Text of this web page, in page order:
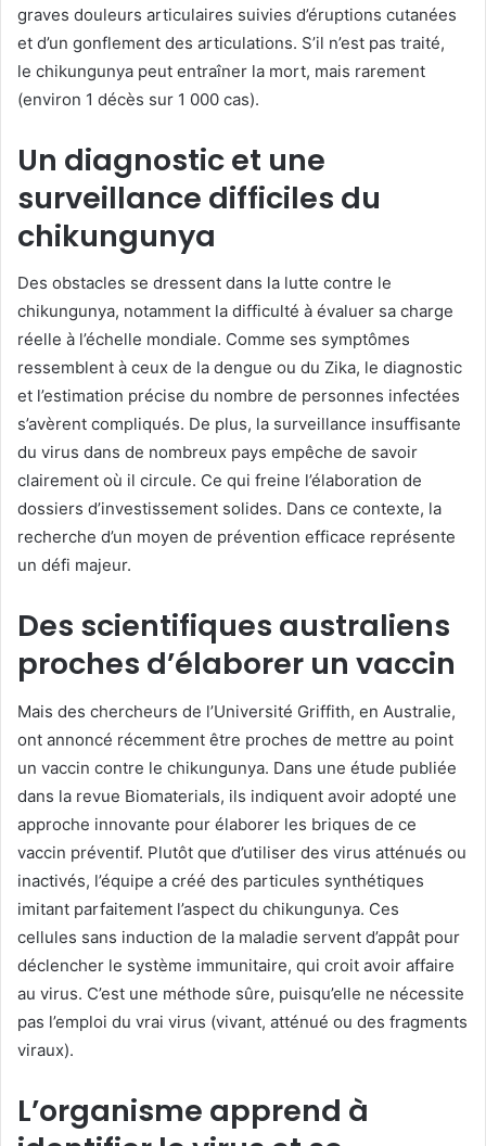
graves douleurs articulaires suivies d’éruptions cutanées
et d’un gonflement des articulations. S’il n’est pas traité,
le chikungunya peut entraîner la mort, mais rarement
(environ 1 décès sur 1 000 cas).
Un diagnostic et une
surveillance difficiles du
chikungunya
Des obstacles se dressent dans la lutte contre le
chikungunya, notamment la difficulté à évaluer sa charge
réelle à l’échelle mondiale. Comme ses symptômes
ressemblent à ceux de la dengue ou du Zika, le diagnostic
et l’estimation précise du nombre de personnes infectées
s’avèrent compliqués. De plus, la surveillance insuffisante
du virus dans de nombreux pays empêche de savoir
clairement où il circule. Ce qui freine l’élaboration de
dossiers d’investissement solides. Dans ce contexte, la
recherche d’un moyen de prévention efficace représente
un défi majeur.
Des scientifiques australiens
proches d’élaborer un vaccin
Mais des chercheurs de l’Université Griffith, en Australie,
ont annoncé récemment être proches de mettre au point
un vaccin contre le chikungunya. Dans une étude publiée
dans la revue Biomaterials, ils indiquent avoir adopté une
approche innovante pour élaborer les briques de ce
vaccin préventif. Plutôt que d’utiliser des virus atténués ou
inactivés, l’équipe a créé des particules synthétiques
imitant parfaitement l’aspect du chikungunya. Ces
cellules sans induction de la maladie servent d’appât pour
déclencher le système immunitaire, qui croit avoir affaire
au virus. C’est une méthode sûre, puisqu’elle ne nécessite
pas l’emploi du vrai virus (vivant, atténué ou des fragments
viraux).
L’organisme apprend à